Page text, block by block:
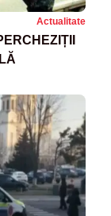
Actualitate